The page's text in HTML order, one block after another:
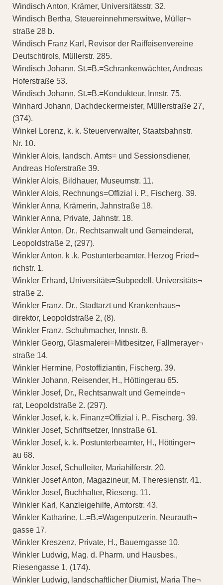
Windisch Anton, Krämer, Universitätsstr. 32.
Windisch Bertha, Steuereinnehmerswitwe, Müller¬
straße 28 b.
Windisch Franz Karl, Revisor der Raiffeisenvereine
Deutschtirols, Müllerstr. 285.
Windisch Johann, St.=B.=Schrankenwächter, Andreas
Hoferstraße 53.
Windisch Johann, St.=B.=Kondukteur, Innstr. 75.
Winhard Johann, Dachdeckermeister, Müllerstraße 27,
(374).
Winkel Lorenz, k. k. Steuerverwalter, Staatsbahnstr.
Nr. 10.
Winkler Alois, landsch. Amts= und Sessionsdiener,
Andreas Hoferstraße 39.
Winkler Alois, Bildhauer, Museumstr. 11.
Winkler Alois, Rechnungs=Offizial i. P., Fischerg. 39.
Winkler Anna, Krämerin, Jahnstraße 18.
Winkler Anna, Private, Jahnstr. 18.
Winkler Anton, Dr., Rechtsanwalt und Gemeinderat,
Leopoldstraße 2, (297).
Winkler Anton, k .k. Postunterbeamter, Herzog Fried¬
richstr. 1.
Winkler Erhard, Universitäts=Subpedell, Universitäts¬
straße 2.
Winkler Franz, Dr., Stadtarzt und Krankenhaus¬
direktor, Leopoldstraße 2, (8).
Winkler Franz, Schuhmacher, Innstr. 8.
Winkler Georg, Glasmalerei=Mitbesitzer, Fallmerayer¬
straße 14.
Winkler Hermine, Postoffiziantin, Fischerg. 39.
Winkler Johann, Reisender, H., Höttingerau 65.
Winkler Josef, Dr., Rechtsanwalt und Gemeinde¬
rat, Leopoldstraße 2. (297).
Winkler Josef, k. k. Finanz=Offizial i. P., Fischerg. 39.
Winkler Josef, Schriftsetzer, Innstraße 61.
Winkler Josef, k. k. Postunterbeamter, H., Höttinger¬
au 68.
Winkler Josef, Schulleiter, Mariahilferstr. 20.
Winkler Josef Anton, Magazineur, M. Theresienstr. 41.
Winkler Josef, Buchhalter, Rieseng. 11.
Winkler Karl, Kanzleigehilfe, Amtorstr. 43.
Winkler Katharine, L.=B.=Wagenputzerin, Neurauth¬
gasse 17.
Winkler Kreszenz, Private, H., Bauerngasse 10.
Winkler Ludwig, Mag. d. Pharm. und Hausbes.,
Riesengasse 1, (174).
Winkler Ludwig, landschaftlicher Diurnist, Maria The¬